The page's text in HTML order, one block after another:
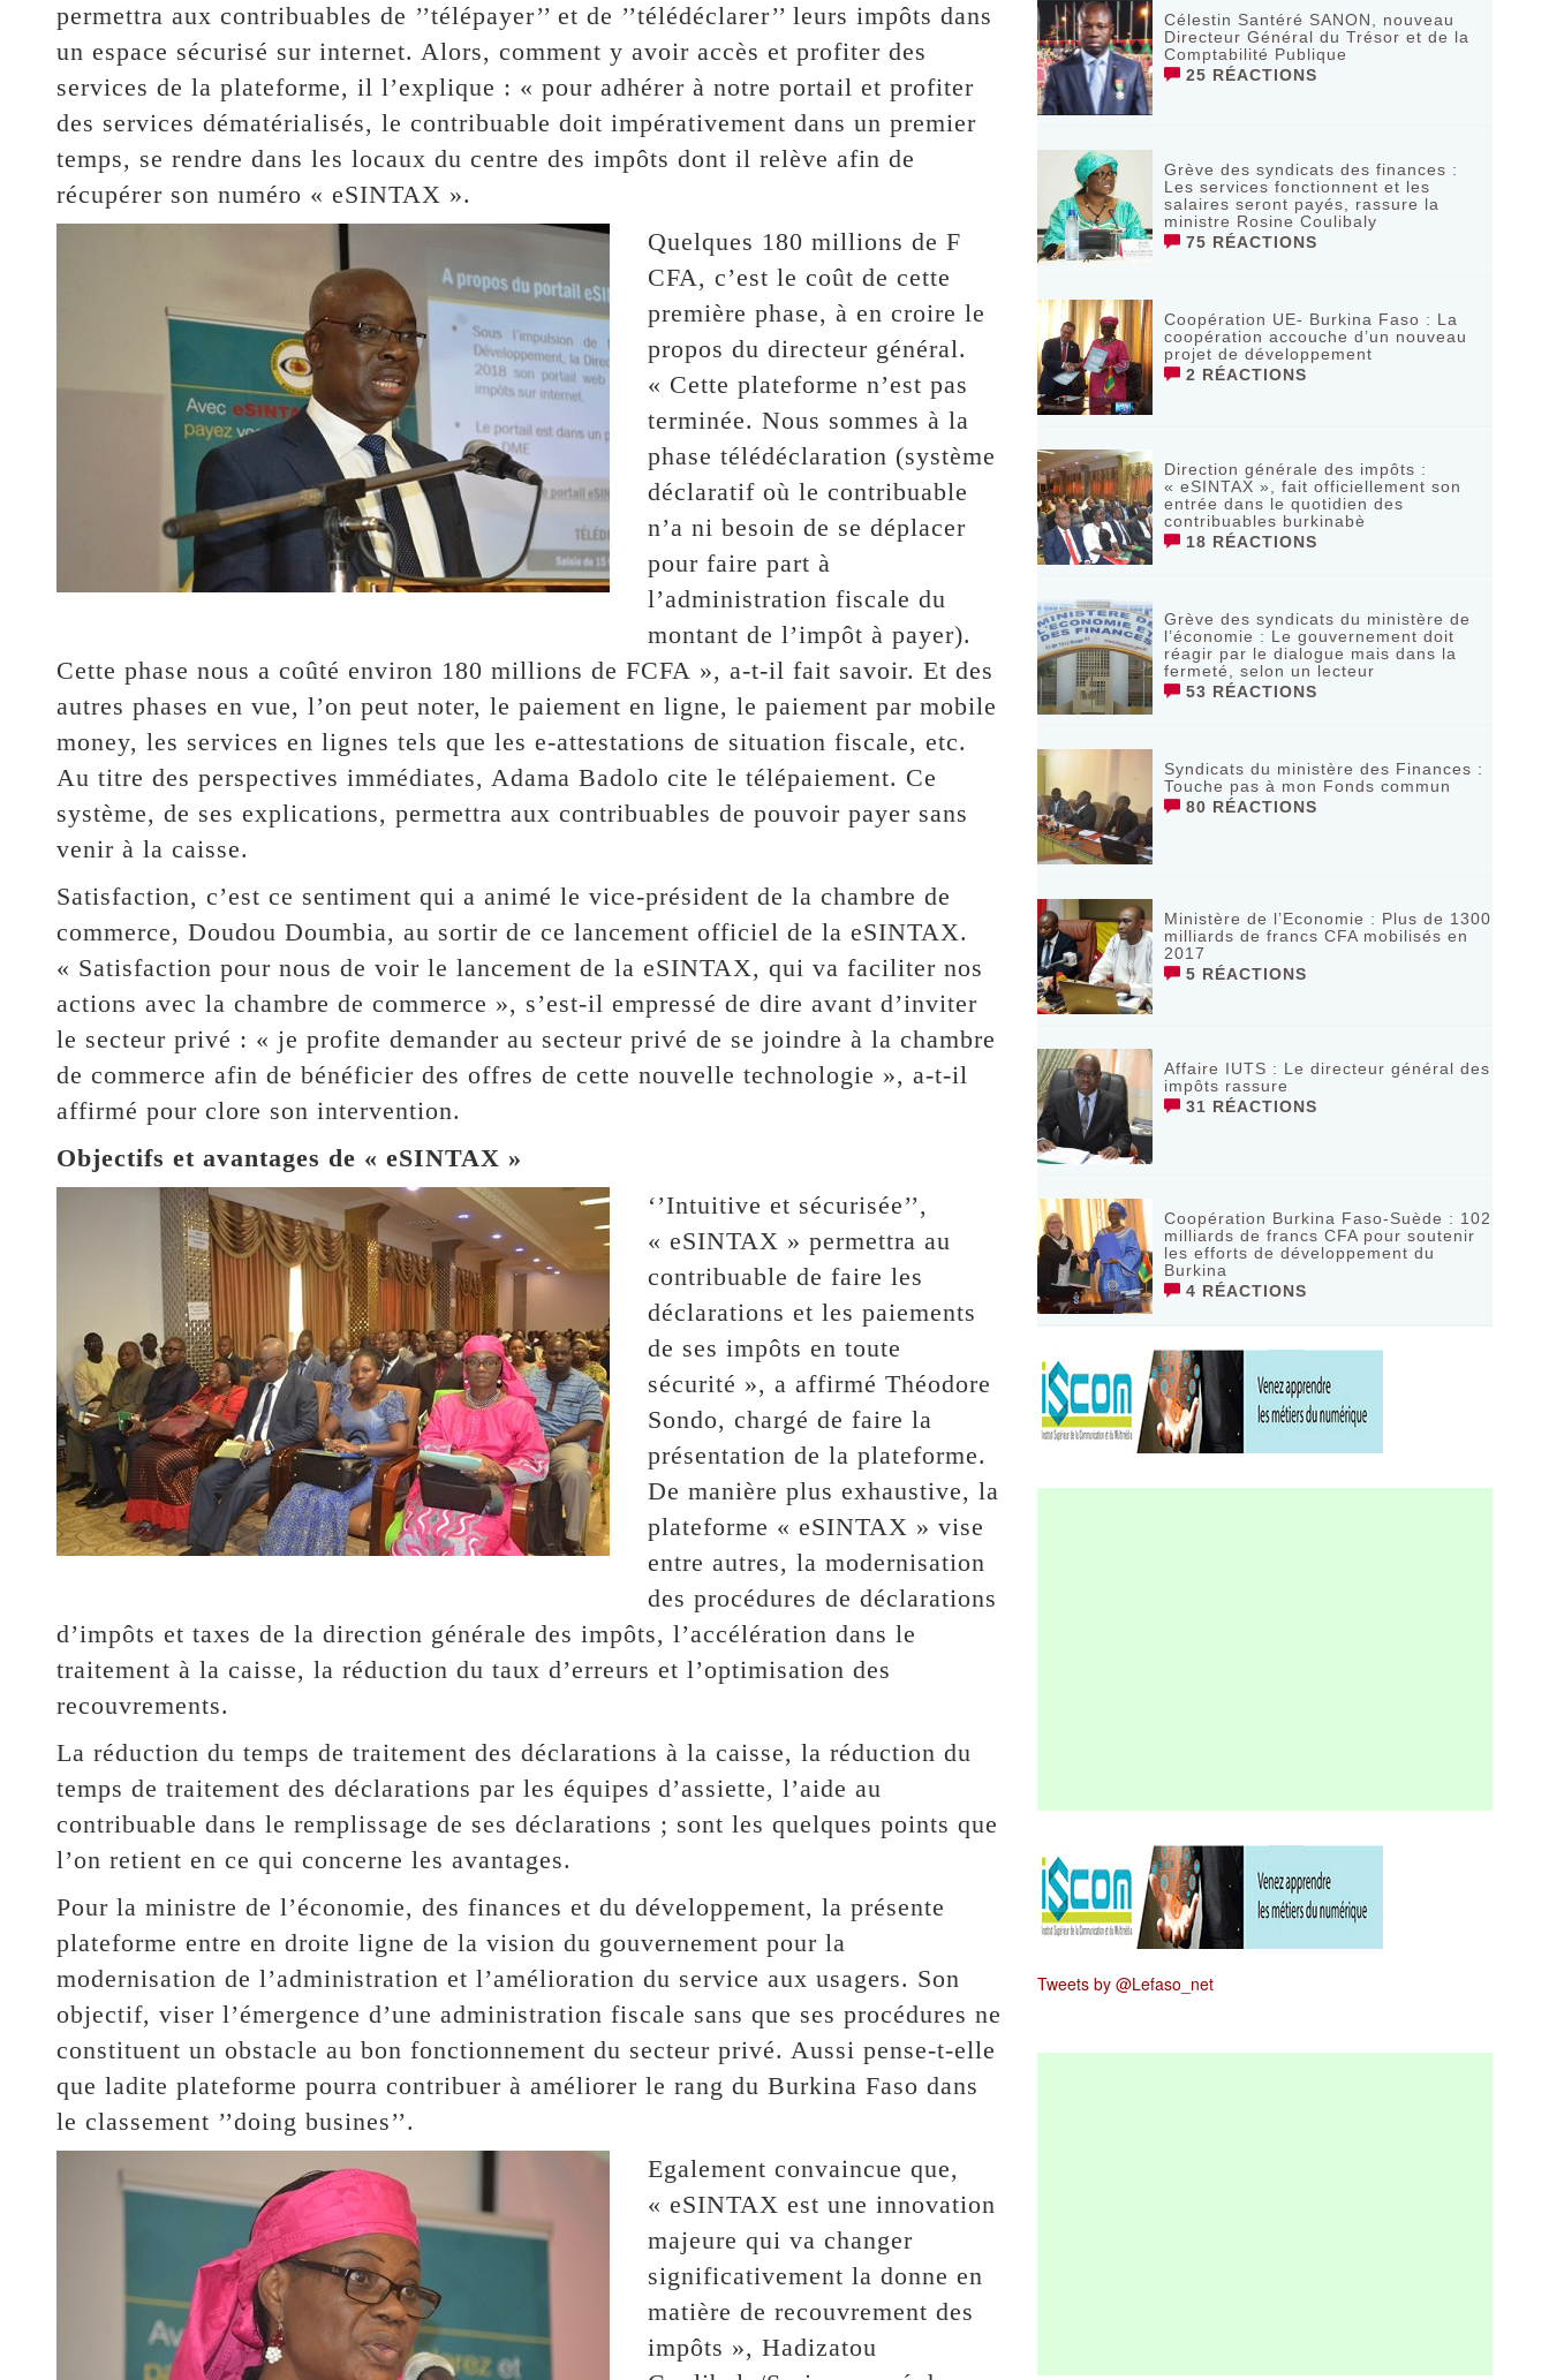
permettra aux contribuables de ’’télépayer’’ et de ’’télédéclarer’’ leurs impôts dans
un espace sécurisé sur internet. Alors, comment y avoir accès et profiter des
services de la plateforme, il l’explique : « pour adhérer à notre portail et profiter
des services dématérialisés, le contribuable doit impérativement dans un premier
temps, se rendre dans les locaux du centre des impôts dont il relève afin de
récupérer son numéro « eSINTAX ».
Quelques 180 millions de F
CFA, c’est le coût de cette
première phase, à en croire le
propos du directeur général.
« Cette plateforme n’est pas
terminée. Nous sommes à la
phase télédéclaration (système
déclaratif où le contribuable
n’a ni besoin de se déplacer
pour faire part à
l’administration fiscale du
montant de l’impôt à payer).
Cette phase nous a coûté environ 180 millions de FCFA », a-t-il fait savoir. Et des
autres phases en vue, l’on peut noter, le paiement en ligne, le paiement par mobile
money, les services en lignes tels que les e-attestations de situation fiscale, etc.
Au titre des perspectives immédiates, Adama Badolo cite le télépaiement. Ce
système, de ses explications, permettra aux contribuables de pouvoir payer sans
venir à la caisse.
Satisfaction, c’est ce sentiment qui a animé le vice-président de la chambre de
commerce, Doudou Doumbia, au sortir de ce lancement officiel de la eSINTAX.
« Satisfaction pour nous de voir le lancement de la eSINTAX, qui va faciliter nos
actions avec la chambre de commerce », s’est-il empressé de dire avant d’inviter
le secteur privé : « je profite demander au secteur privé de se joindre à la chambre
de commerce afin de bénéficier des offres de cette nouvelle technologie », a-t-il
affirmé pour clore son intervention.
Objectifs et avantages de « eSINTAX »
‘’Intuitive et sécurisée’’,
« eSINTAX » permettra au
contribuable de faire les
déclarations et les paiements
de ses impôts en toute
sécurité », a affirmé Théodore
Sondo, chargé de faire la
présentation de la plateforme.
De manière plus exhaustive, la
plateforme « eSINTAX » vise
entre autres, la modernisation
des procédures de déclarations
d’impôts et taxes de la direction générale des impôts, l’accélération dans le
traitement à la caisse, la réduction du taux d’erreurs et l’optimisation des
recouvrements.
La réduction du temps de traitement des déclarations à la caisse, la réduction du
temps de traitement des déclarations par les équipes d’assiette, l’aide au
contribuable dans le remplissage de ses déclarations ; sont les quelques points que
l’on retient en ce qui concerne les avantages.
Pour la ministre de l’économie, des finances et du développement, la présente
plateforme entre en droite ligne de la vision du gouvernement pour la
modernisation de l’administration et l’amélioration du service aux usagers. Son
objectif, viser l’émergence d’une administration fiscale sans que ses procédures ne
constituent un obstacle au bon fonctionnement du secteur privé. Aussi pense-t-elle
que ladite plateforme pourra contribuer à améliorer le rang du Burkina Faso dans
le classement ’’doing busines’’.
Egalement convaincue que,
« eSINTAX est une innovation
majeure qui va changer
significativement la donne en
matière de recouvrement des
impôts », Hadizatou
Célestin Santéré SANON, nouveau
Directeur Général du Trésor et de la
Comptabilité Publique
25 RÉACTIONS
Grève des syndicats des finances :
Les services fonctionnent et les
salaires seront payés, rassure la
ministre Rosine Coulibaly
75 RÉACTIONS
Coopération UE- Burkina Faso : La
coopération accouche d’un nouveau
projet de développement
2 RÉACTIONS
Direction générale des impôts :
« eSINTAX », fait officiellement son
entrée dans le quotidien des
contribuables burkinabè
18 RÉACTIONS
Grève des syndicats du ministère de
l’économie : Le gouvernement doit
réagir par le dialogue mais dans la
fermeté, selon un lecteur
53 RÉACTIONS
Syndicats du ministère des Finances :
Touche pas à mon Fonds commun
80 RÉACTIONS
Ministère de l’Economie : Plus de 1300
milliards de francs CFA mobilisés en
2017
5 RÉACTIONS
Affaire IUTS : Le directeur général des
impôts rassure
31 RÉACTIONS
Coopération Burkina Faso-Suède : 102
milliards de francs CFA pour soutenir
les efforts de développement du
Burkina
4 RÉACTIONS
Tweets by @Lefaso_net